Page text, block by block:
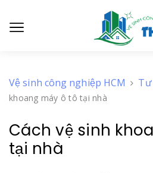
Vệ sinh công nghiệp HCM Tư
khoang máy ô tô tại nhà
Cách vệ sinh
tại nhà